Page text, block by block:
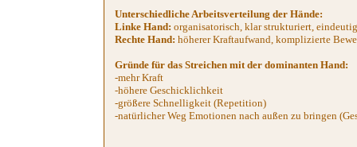
Unterschiedliche Arbeitsverteilung der Hände:
Linke Hand: organisatorisch, klar strukturiert,
Rechte Hand: höherer Kraftaufwand, komplizierte
Gründe für das Streichen mit der dominanten Hand:
-mehr Kraft
-höhere Geschicklichkeit
-größere Schnelligkeit (Repetition)
-natürlicher Weg Emotionen nach außen zu bringen